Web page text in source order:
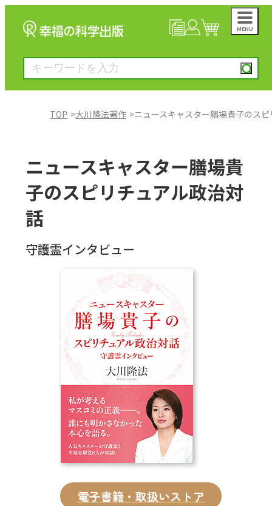
MENU
一般書
雑誌
DVD・ブルーレイ
雑貨
外国語
TOP 大川隆法著作 ニュースキャスター膳場貴子のス
ニュースキャスター膳場貴
子のスピリチュアル政治対
話
守護霊インタビュー
電子書籍・取扱いストア